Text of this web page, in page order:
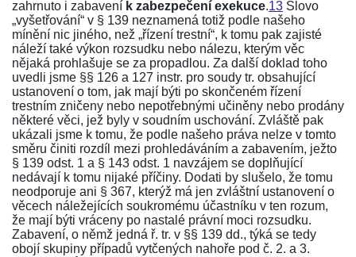
zahrnuto i zabavení k zabezpečení exekuce.13 Slovo
„vyšetřování“ v § 139 neznamená totiž podle našeho
mínění nic jiného, než „řízení trestní“, k tomu pak zajisté
náleží také výkon rozsudku nebo nálezu, kterým věc
nějaká prohlašuje se za propadlou. Za další doklad toho
uvedli jsme §§ 126 a 127 instr. pro soudy tr. obsahující
ustanovení o tom, jak mají býti po skončeném řízení
trestním zničeny nebo nepotřebnými učiněny nebo prodány
některé věci, jež byly v soudním uschování. Zvláště pak
ukázali jsme k tomu, že podle našeho práva nelze v tomto
směru činiti rozdíl mezi prohledáváním a zabavením, ježto
§ 139 odst. 1 a § 143 odst. 1 navzájem se doplňující
nedávají k tomu nijaké příčiny. Dodati by slušelo, že tomu
neodporuje ani § 367, kterýž má jen zvláštní ustanovení o
věcech náležejících soukromému účastníku v ten rozum,
že mají býti vráceny po nastalé právní moci rozsudku.
Zabavení, o němž jedná ř. tr. v §§ 139 dd., týká se tedy
obojí skupiny případů vytčených nahoře pod č. 2. a 3.